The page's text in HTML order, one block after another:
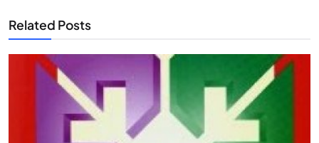
Related Posts